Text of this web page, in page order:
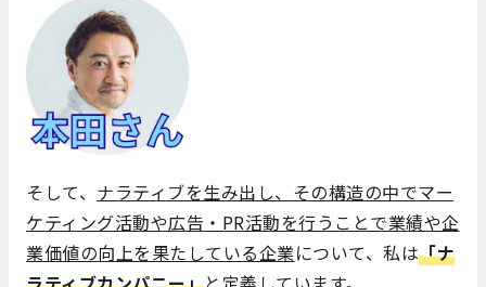
そして、 ナラティブを生み出し、その構造の中でマー
ケティング活動や広告・PR活動を行うことで業績や企
業価値の向上を果たしている企業について、私は「ナ